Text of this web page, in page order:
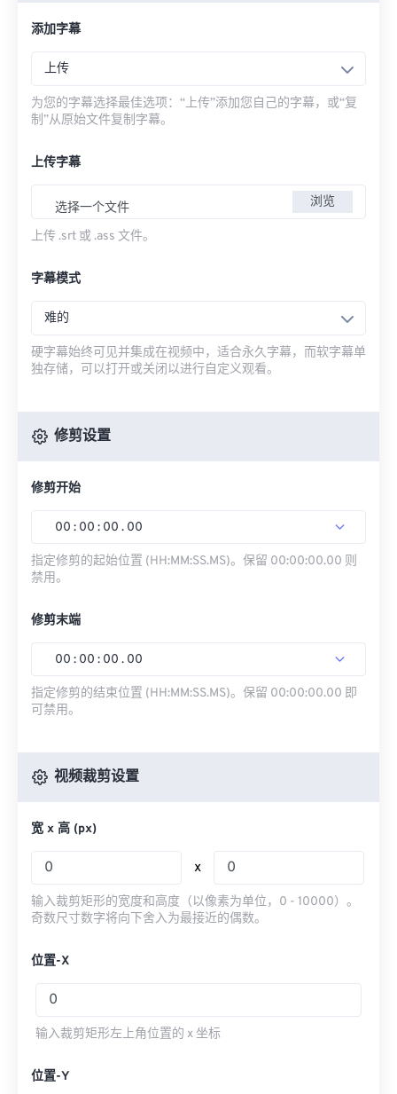
添加字幕
上传
为您的字幕选择最佳选项：“上传”添加您自己的字幕，或“复
制”从原始文件复制字幕。
上传字幕
选择一个文件 浏览
上传 .srt 或 .ass 文件。
字幕模式
难的
硬字幕始终可见并集成在视频中，适合永久字幕，而软字幕单
独存储，可以打开或关闭以进行自定义观看。
修剪设置
修剪开始
00 : 00 : 00 . 00
指定修剪的起始位置 (HH:MM:SS.MS)。保留 00:00:00.00 则
禁用。
修剪末端
00 : 00 : 00 . 00
指定修剪的结束位置 (HH:MM:SS.MS)。保留 00:00:00.00 即
可禁用。
视频裁剪设置
宽 x 高 (px)
x
输入裁剪矩形的宽度和高度（以像素为单位，0 - 10000）。
奇数尺寸数字将向下舍入为最接近的偶数。
位置-X
输入裁剪矩形左上角位置的 x 坐标
位置-Y